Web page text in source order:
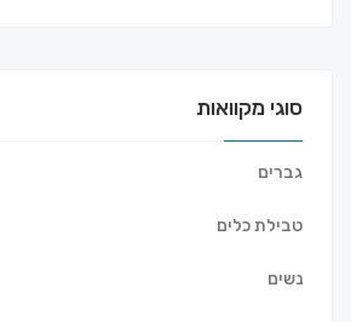
סוגי מקוואות
גברים
טבילת כלים
נשים